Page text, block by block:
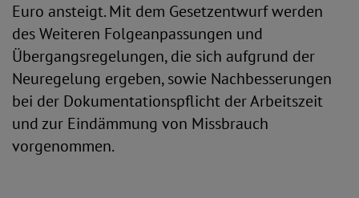
Euro ansteigt. Mit dem Gesetzentwurf werden
des Weiteren Folgeanpassungen und
Übergangsregelungen, die sich aufgrund der
Neuregelung ergeben, sowie Nachbesserungen
bei der Dokumentationspflicht der Arbeitszeit
und zur Eindämmung von Missbrauch
vorgenommen.